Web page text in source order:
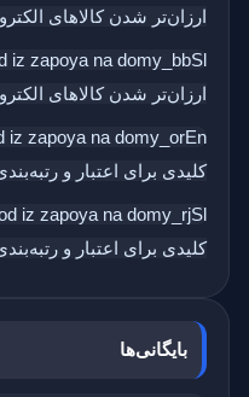
ارزان‌تر شدن کالاهای
iz zapoya na domy_bbSl
ارزان‌تر شدن کالاهای
iz zapoya na domy_orEn
کلیدی برای اعتبار و
iz zapoya na domy_rjSl
کلیدی برای اعتبار و
بایگانی‌ها